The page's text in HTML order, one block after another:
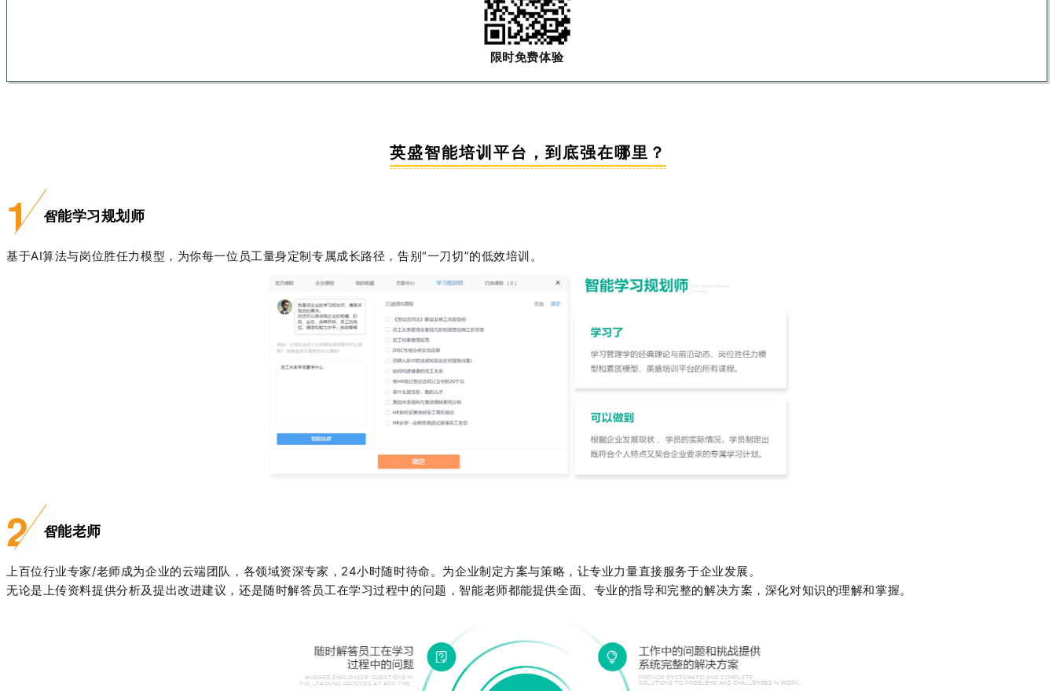
限时免费体验
英盛智能培训平台，到底强在哪里？
1 智能学习规划师
基于AI算法与岗位胜任力模型，为你每一位员工量身定制专属成长路径，告别“一刀切”的低效培训。
2 智能老师
上百位行业专家/老师成为企业的云端团队，各领域资深专家， 24小时随时待命。为企业制定方案与策略，让专业力量直接服务于企业发展。
无论是上传资料提供分析及提出改进建议，还是随时解答员工在学习过程中的问题，智能老师都能提供全面、专业的指导和完整的解决方案，深化对知识的理解和掌握。